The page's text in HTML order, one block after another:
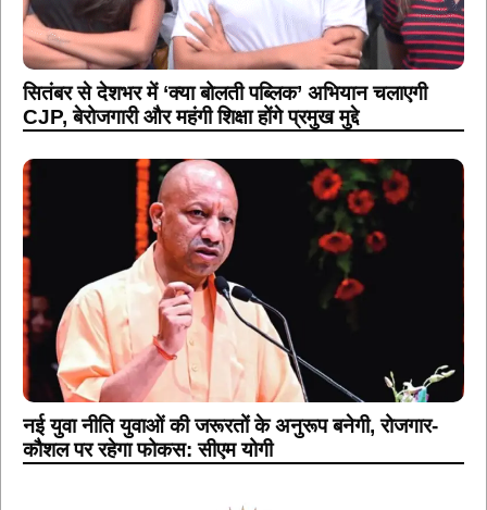
सितंबर से देशभर में ‘क्या बोलती पब्लिक’ अभियान चलाएगी
CJP, बेरोजगारी और महंगी शिक्षा होंगे प्रमुख मुद्दे
नई युवा नीति युवाओं की जरूरतों के अनुरूप बनेगी, रोजगार-
कौशल पर रहेगा फोकस: सीएम योगी